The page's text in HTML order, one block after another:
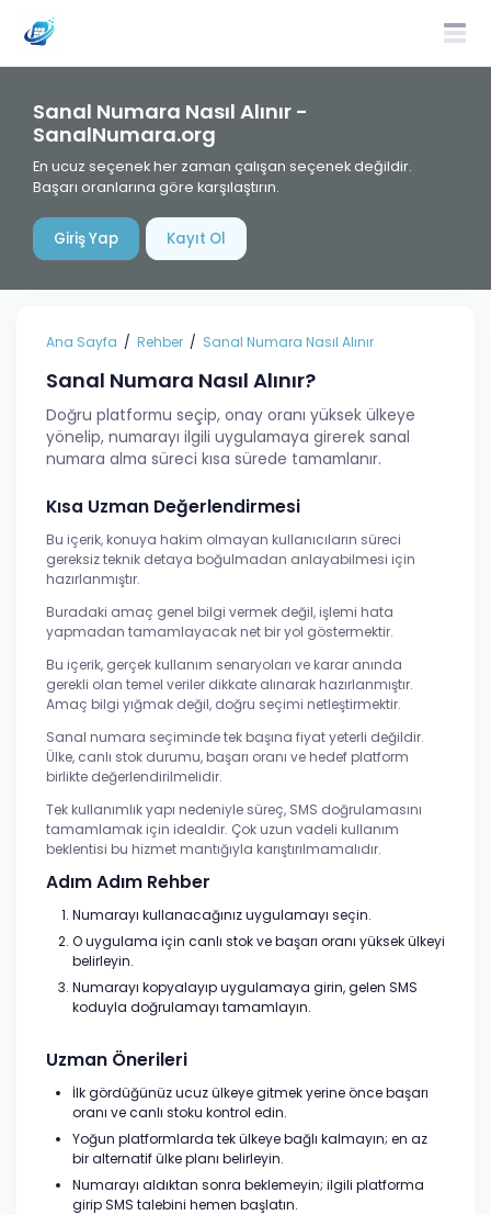
Sanal Numara Nasıl Alınır -
SanalNumara.org
En ucuz seçenek her zaman çalışan seçenek değildir.
Başarı oranlarına göre karşılaştırın.
Giriş Yap Kayıt Ol
Ana Sayfa Rehber Sanal Numara Nasıl Alınır
Sanal Numara Nasıl Alınır?
Doğru platformu seçip, onay oranı yüksek ülkeye
yönelip, numarayı ilgili uygulamaya girerek sanal
numara alma süreci kısa sürede tamamlanır.
Kısa Uzman Değerlendirmesi
Bu içerik, konuya hakim olmayan kullanıcıların süreci
gereksiz teknik detaya boğulmadan anlayabilmesi için
hazırlanmıştır.
Buradaki amaç genel bilgi vermek değil, işlemi hata
yapmadan tamamlayacak net bir yol göstermektir.
Bu içerik, gerçek kullanım senaryoları ve karar anında
gerekli olan temel veriler dikkate alınarak hazırlanmıştır.
Amaç bilgi yığmak değil, doğru seçimi netleştirmektir.
Sanal numara seçiminde tek başına fiyat yeterli değildir.
Ülke, canlı stok durumu, başarı oranı ve hedef platform
birlikte değerlendirilmelidir.
Tek kullanımlık yapı nedeniyle süreç, SMS doğrulamasını
tamamlamak için idealdir. Çok uzun vadeli kullanım
beklentisi bu hizmet mantığıyla karıştırılmamalıdır.
Adım Adım Rehber
Numarayı kullanacağınız uygulamayı seçin.
O uygulama için canlı stok ve başarı oranı yüksek ülkeyi
belirleyin.
Numarayı kopyalayıp uygulamaya girin, gelen SMS
koduyla doğrulamayı tamamlayın.
Uzman Önerileri
İlk gördüğünüz ucuz ülkeye gitmek yerine önce başarı
oranı ve canlı stoku kontrol edin.
Yoğun platformlarda tek ülkeye bağlı kalmayın; en az
bir alternatif ülke planı belirleyin.
Numarayı aldıktan sonra beklemeyin; ilgili platforma
girip SMS talebini hemen başlatın.